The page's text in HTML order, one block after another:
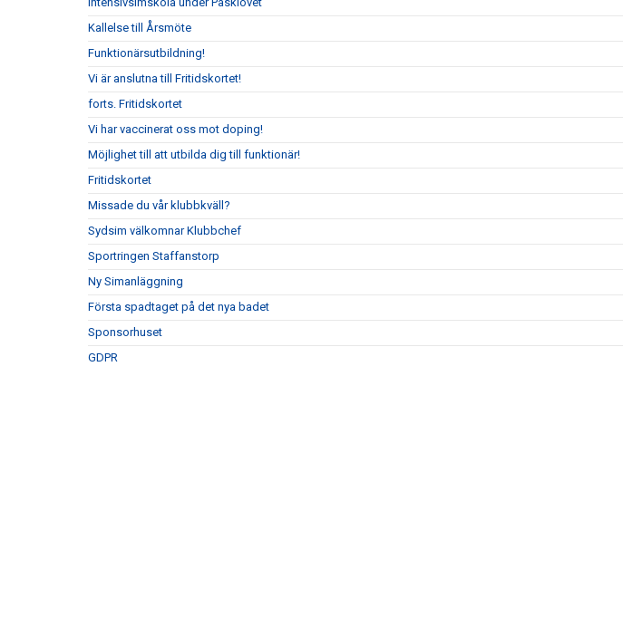
Kallelse till Årsmöte
Funktionärsutbildning!
Vi är anslutna till Fritidskortet!
forts. Fritidskortet
Vi har vaccinerat oss mot doping!
Möjlighet till att utbilda dig till funktionär!
Fritidskortet
Missade du vår klubbkväll?
Sydsim välkomnar Klubbchef
Sportringen Staffanstorp
Ny Simanläggning
Första spadtaget på det nya badet
Sponsorhuset
GDPR